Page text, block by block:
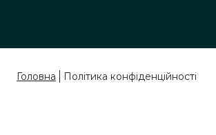
Головна Політика конфіденційності